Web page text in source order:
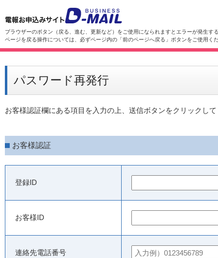
ブラウザーのボタン（戻る、進む、更新など）をご使用になられますとエラーが発生す
ページを戻る操作については、必ずページ内の「前のページへ戻る」ボタンをご使用く
パスワード再発行
お客様認証欄にある項目を入力の上、送信ボタンをクリックし
お客様認証
登録ID
お客様ID
連絡先電話番号